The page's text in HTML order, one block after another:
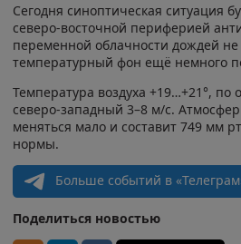
Сегодня синоптическая ситуация
северо-восточной периферией
переменной облачности дождей не
температурный фон ещё немного
Температура воздуха +19…+21°, по
северо-западный 3–8 м/с.
меняться мало и составит 749 мм
нормы.
Больше событий в
Поделиться новостью